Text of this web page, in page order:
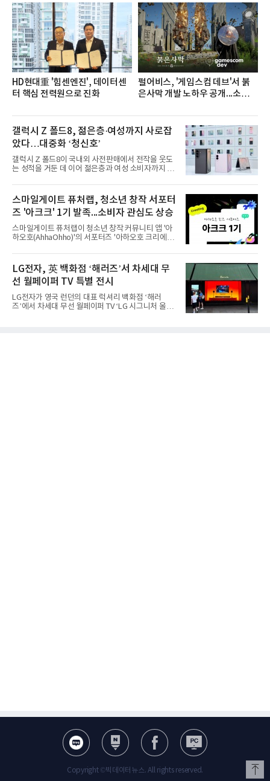
했다. 자극적이지 않으면서도 깊은 닭육수에 마늘의
개운한 풍미를 더했으며, 국물이 잘 배어들면서도 쫄
깃한 식감이 살아있는 칼국수 면발을 정교하게 구현
했다는게 회사측의 설명이다.실제 현장 시식 행사에
서도
HD현대重 '힘센엔진', 데이터센
터 핵심 전력원으로 진화
펄어비스, '게임스컴 데브'서 붉
은사막 개발 노하우 공개...소비자
갤럭시 Z 폴드8, 젊은층·여성까지 사로잡
았다…대중화 ‘청신호’
갤럭시 Z 폴드8이 국내외 사전판매에서 전작을 웃도
는 성적을 거둔 데 이어 젊은층과 여성 소비자까지 빠
산성을 앞세운 기존 폴드의 소비자층에서 벗어나 디
자인과 휴대성을 강화하면서 폴더블폰의 대중화를 본
격화하고 있다는 분석이 나온다.10일 카운터포인트
리서치에 따르면 갤럭시 Z8 시리즈의 글로벌 사전판
매량은 전작 대비 30% 이상 증가했다. 국내 사전판매
량은 전작 대비 39% 늘었고 유럽에서도 20% 이상
증가했다. 미국에서도 역대 폴드 시리즈 가운데 가장
폼팩터 변화가 영향
스마일게이트 퓨처랩, 청소년 창작 서포터
즈 '아크크' 1기 발족...소비자 관심도 상승
스마일게이트 퓨처랩이 청소년 창작 커뮤니티 앱 '아
하오호(AhhaOhho)'의 서포터즈 '아하오호 크리에이
기를 발족했다고 10일 밝혔다.아하오호는 퓨처랩이
지난 10년간 오프라인 공간에서 운영해 온 창의환경
철학을 디지털로 확장한 플랫폼이다. 학습자가 자신
의 관심사에서 출발해 직접 만들고 시행착오를 겪으
며 배움을 넓혀가도록 설계됐다. 디지털 콘텐츠를 소
비만 하기 쉬운 AI 시대의 아이들에게 정답을 따라가
는 능력보다 스스로 질문하고 만들어보는 '주체적 배
LG전자, 英 백화점 ‘해러즈’서 차세대 무
선 월페이퍼 TV 특별 전시
LG전자가 영국 런던의 대표 럭셔리 백화점 ‘해러
즈’에서 차세대 무선 월페이퍼 TV ‘LG 시그니처 올레
Copyright ©빅데이터뉴스. All rights reserved.